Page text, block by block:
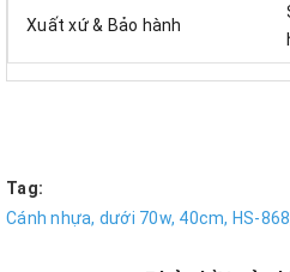
Xuất xứ & Bảo hành
Tag:
Cánh nhựa, dưới 70w, 40cm, HS-